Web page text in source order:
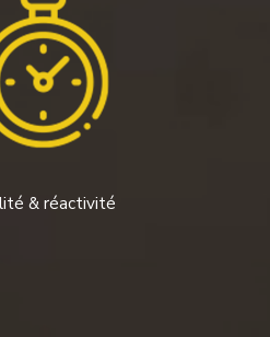
& réactivité